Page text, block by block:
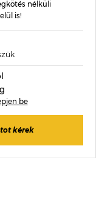
nélküli
is!
be
kérek